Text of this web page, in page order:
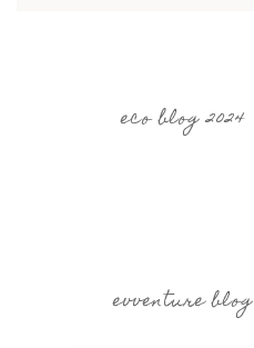
eco blog 2024
evventure blog